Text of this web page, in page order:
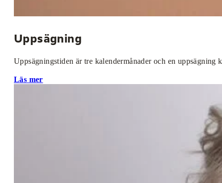
Uppsägning
Uppsägningstiden är tre kalendermånader och en uppsägning
Läs mer